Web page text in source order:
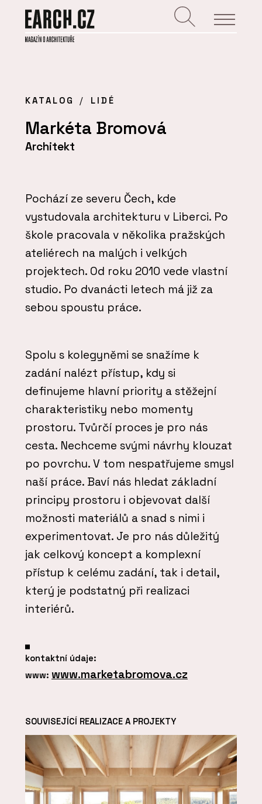
KATALOG LIDÉ
Markéta Bromová
Architekt
Pochází ze severu Čech, kde
vystudovala architekturu v Liberci. Po
škole pracovala v několika pražských
ateliérech na malých i velkých
projektech. Od roku 2010 vede vlastní
studio. Po dvanácti letech má již za
sebou spoustu práce.
Spolu s kolegyněmi se snažíme k
zadání nalézt přístup, kdy si
definujeme hlavní priority a stěžejní
charakteristiky nebo momenty
prostoru. Tvůrčí proces je pro nás
cesta. Nechceme svými návrhy klouzat
po povrchu. V tom nespatřujeme smysl
naší práce. Baví nás hledat základní
principy prostoru i objevovat další
možnosti materiálů a snad s nimi i
experimentovat. Je pro nás důležitý
jak celkový koncept a komplexní
přístup k celému zadání, tak i detail,
který je podstatný při realizaci
interiérů.
kontaktní údaje:
www: www.marketabromova.cz
SOUVISEJÍCÍ REALIZACE A PROJEKTY